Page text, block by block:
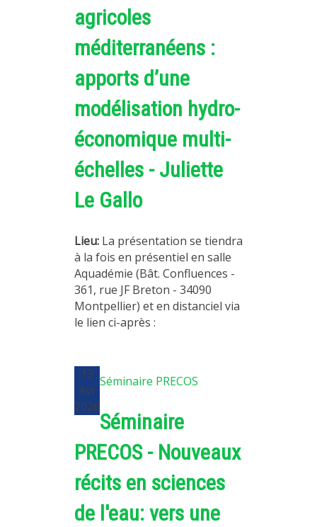
FORMATION CONTINUE
THÈSES EN COURS
PRODUCTION
PUBLICATIONS SUR HAL
WORKING PAPERS
NOTES THÉMATIQUES
NOS TRAVAUX EN VIDÉO
agricoles
méditerranéens :
apports d’une
modélisation hydro-
économique multi-
échelles - Juliette
Le Gallo
Lieu: La présentation se tiendra
à la fois en présentiel en salle
Aquadémie (Bât. Confluences -
361, rue JF Breton - 34090
Montpellier) et en distanciel via
le lien ci-après :
13
Avr
2026
Séminaire PRECOS
Séminaire
PRECOS - Nouveaux
récits en sciences
de l'eau: vers une